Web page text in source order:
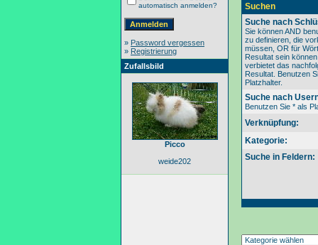
automatisch anmelden?
» Password vergessen
» Registrierung
Zufallsbild
Picco
weide202
Suchen
Suche nach
Sie können AND
zu definieren, die
müssen, OR für
Resultat sein
verbietet das
Resultat. Benutzen
Platzhalter.
Suche nach
Benutzen Sie * als
Verknüpfung:
Kategorie:
Suche in Feldern: